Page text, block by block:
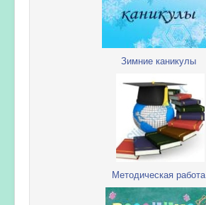
Зимние каникулы
Методическая работа